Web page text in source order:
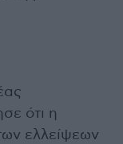
ότι η
ελλείψεων